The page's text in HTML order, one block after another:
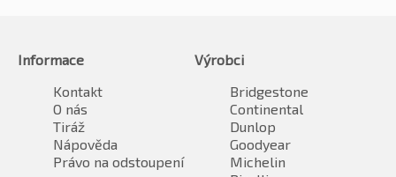
Informace
Kontakt
O nás
Tiráž
Nápověda
Právo na odstoupení
Výrobci
Bridgestone
Continental
Dunlop
Goodyear
Michelin